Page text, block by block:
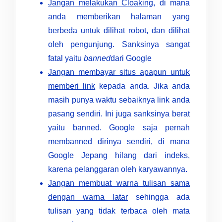
Jangan melakukan Cloaking, di mana
anda memberikan halaman yang
berbeda untuk dilihat robot, dan dilihat
oleh pengunjung. Sanksinya sangat
fatal yaitu banneddari Google
Jangan membayar situs apapun untuk
memberi link kepada anda. Jika anda
masih punya waktu sebaiknya link anda
pasang sendiri. Ini juga sanksinya berat
yaitu banned. Google saja pernah
membanned dirinya sendiri, di mana
Google Jepang hilang dari indeks,
karena pelanggaran oleh karyawannya.
Jangan membuat warna tulisan sama
dengan warna latar sehingga ada
tulisan yang tidak terbaca oleh mata